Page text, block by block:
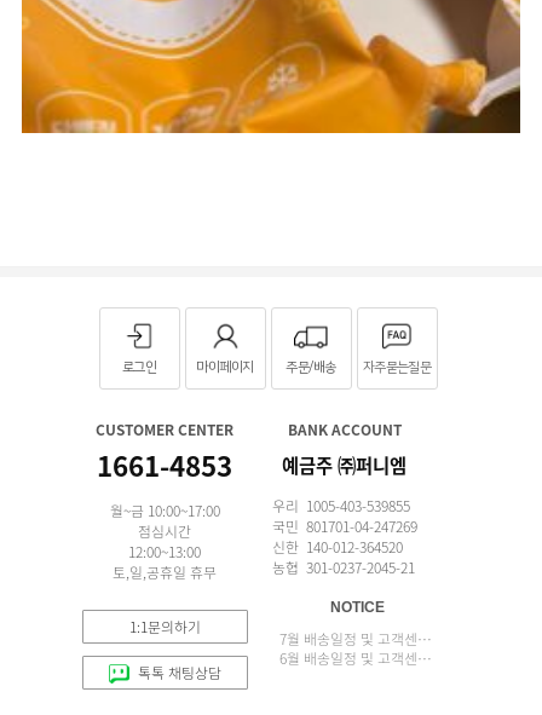
로그인 마이페이지 주문/배송 자주묻는질문
CUSTOMER CENTER
1661-4853
월~금 10:00~17:00
점심시간
12:00~13:00
토,일,공휴일 휴무
1:1문의하기
톡톡 채팅상담
BANK ACCOUNT
예금주 ㈜퍼니엠
우리 1005-403-539855
국민 801701-04-247269
신한 140-012-364520
농협 301-0237-2045-21
NOTICE
7월 배송일정 및 고객센터 업무 안내
6월 배송일정 및 고객센터 업무 안내